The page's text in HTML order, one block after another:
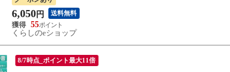
6,050 円 送料無料
55
くらしのeショップ
8/7時点_ポイント最大11倍